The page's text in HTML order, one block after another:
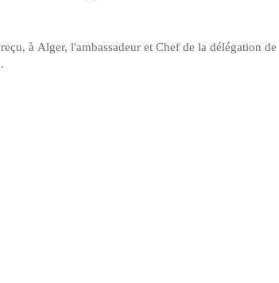
à Alger, l'ambassadeur et Chef de la délégation de